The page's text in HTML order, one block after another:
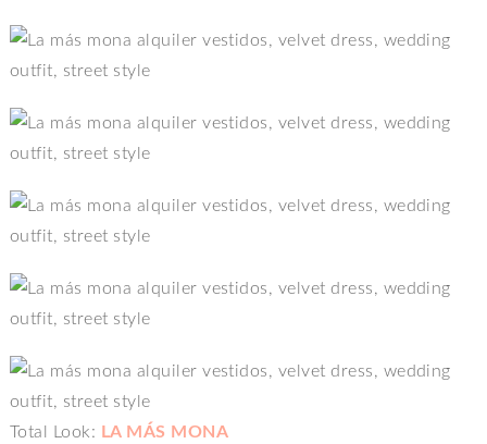
Total Look: LA MÁS MONA